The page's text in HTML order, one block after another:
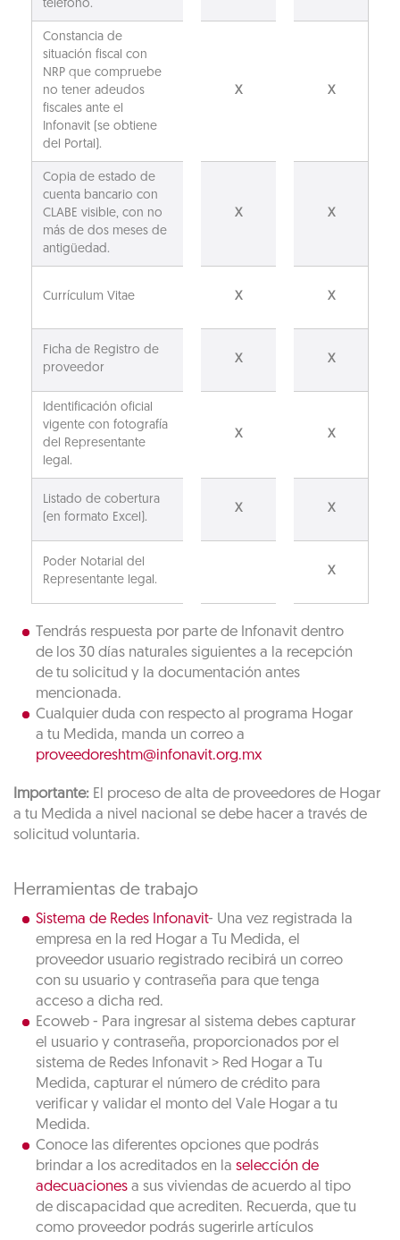
teléfono.
Constancia de
situación fiscal con
NRP que compruebe
no tener adeudos
fiscales ante el
Infonavit (se obtiene
del Portal).
X X
Copia de estado de
cuenta bancario con
CLABE visible, con no
más de dos meses de
antigüedad.
X X
Currículum Vitae X X
Ficha de Registro de
proveedor
X X
Identificación oficial
vigente con fotografía
del Representante
legal.
X X
Listado de cobertura
(en formato Excel).
X X
Poder Notarial del
Representante legal.
X
Tendrás respuesta por parte de Infonavit dentro
de los 30 días naturales siguientes a la recepción
de tu solicitud y la documentación antes
mencionada.
Cualquier duda con respecto al programa Hogar
a tu Medida, manda un correo a
proveedoreshtm@infonavit.org.mx
Importante: El proceso de alta de proveedores de Hogar
a tu Medida a nivel nacional se debe hacer a través de
solicitud voluntaria.
Herramientas de trabajo
Sistema de Redes Infonavit- Una vez registrada la
empresa en la red Hogar a Tu Medida, el
proveedor usuario registrado recibirá un correo
con su usuario y contraseña para que tenga
acceso a dicha red.
Ecoweb - Para ingresar al sistema debes capturar
el usuario y contraseña, proporcionados por el
sistema de Redes Infonavit > Red Hogar a Tu
Medida, capturar el número de crédito para
verificar y validar el monto del Vale Hogar a tu
Medida.
Conoce las diferentes opciones que podrás
brindar a los acreditados en laselección de
adecuaciones a sus viviendas de acuerdo al tipo
de discapacidad que acrediten. Recuerda, que tu
como proveedor podrás sugerirle artículos